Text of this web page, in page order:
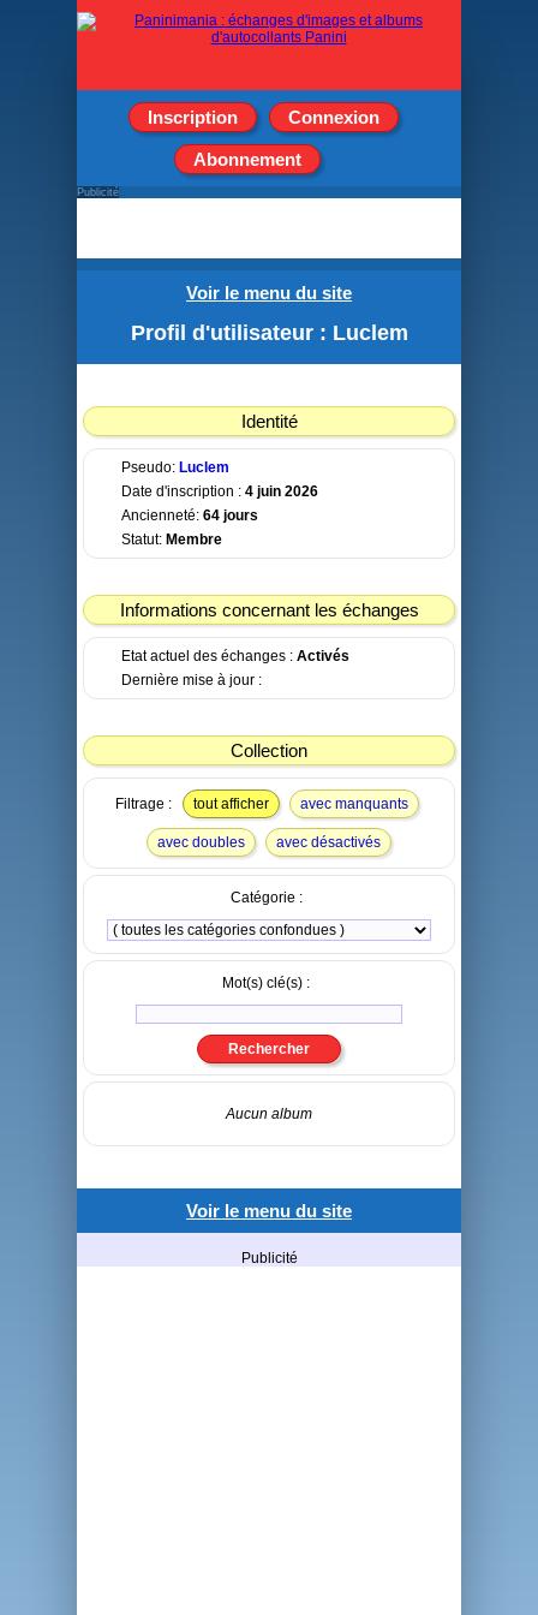
Inscription Connexion
Abonnement
Voir le menu du site
Profil d'utilisateur : Luclem
Identité
Pseudo: Luclem
Date d'inscription : 4 juin 2026
Ancienneté: 64 jours
Statut: Membre
Informations concernant les échanges
Etat actuel des échanges : Activés
Dernière mise à jour :
Collection
Filtrage : tout afficher avec manquants
avec doubles avec désactivés
Catégorie :
Mot(s) clé(s) :
Aucun album
Voir le menu du site
Publicité
Publicité